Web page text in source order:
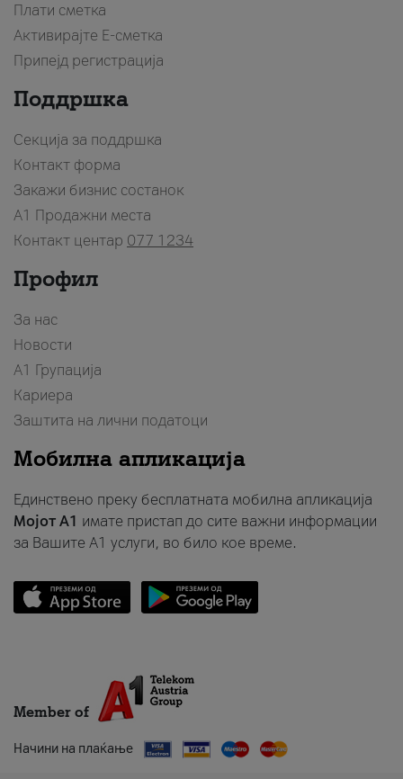
Плати сметка
Активирајте Е-сметка
Припејд регистрација
Поддршка
Секција за поддршка
Контакт форма
Закажи бизнис состанок
A1 Продажни места
Контакт центар 077 1234
Профил
За нас
Новости
А1 Групација
Кариера
Заштита на лични податоци
Мобилна апликација
Единствено преку бесплатната мобилна апликација
Мојот A1 имате пристап до сите важни информации
за Вашите A1 услуги, во било кое време.
Member of
Начини на плаќање